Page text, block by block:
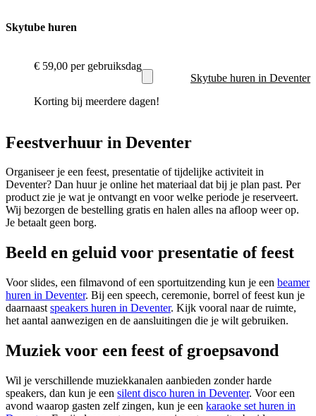
Skytube huren
€ 59,00 per gebruiksdag
Korting bij meerdere dagen!
Skytube huren in Deventer
Feestverhuur in Deventer
Organiseer je een feest, presentatie of tijdelijke activiteit in
Deventer? Dan huur je online het materiaal dat bij je plan past. Per
product zie je wat je ontvangt en voor welke periode je reserveert.
Wij bezorgen de bestelling gratis en halen alles na afloop weer op.
Je betaalt geen borg.
Beeld en geluid voor presentatie of feest
Voor slides, een filmavond of een sportuitzending kun je een beamer
huren in Deventer. Bij een speech, ceremonie, borrel of feest kun je
daarnaast speakers huren in Deventer. Kijk vooral naar de ruimte,
het aantal aanwezigen en de aansluitingen die je wilt gebruiken.
Muziek voor een feest of groepsavond
Wil je verschillende muziekkanalen aanbieden zonder harde
speakers, dan kun je een silent disco huren in Deventer. Voor een
avond waarop gasten zelf zingen, kun je een karaoke set huren in